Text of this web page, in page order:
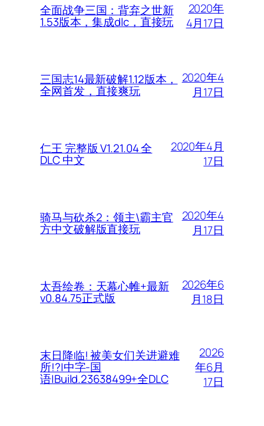
全面战争三国：背弃之世新
1.53版本，集成dlc，直接玩
2020年
4月17日
三国志14最新破解1.12版本，
全网首发，直接爽玩
2020年4
月17日
仁王 完整版 V1.21.04 全
DLC 中文
2020年4月
17日
骑马与砍杀2：领主\霸主官
方中文破解版直接玩
2020年4
月17日
太吾绘卷：天幕心帷+最新
v0.84.75正式版
2026年6
月18日
末日降临! 被美女们关进避难
所!?|中字-国
语|Build.23638499+全DLC
2026
年6月
17日